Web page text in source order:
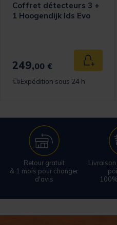
panier
Coffret détecteurs 3 +
1 Hoogendijk Ids Evo
249,00 € Ajouter
Expédition sous 24 h
Retour gratuit
& 1 mois pour changer
d'avis